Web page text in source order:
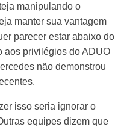
manipulando o
manter sua vantagem
parecer estar abaixo do
aos privilégios do ADUO
não demonstrou
isso seria ignorar o
equipes dizem que